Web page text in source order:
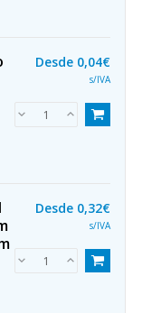
Desde 0,04€
s/IVA
Desde 0,32€
s/IVA